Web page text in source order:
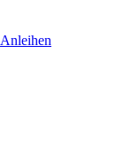
Anleihen